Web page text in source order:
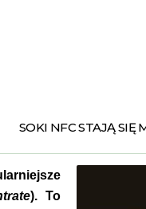
SOKI NFC STAJĄ SIĘ
). To